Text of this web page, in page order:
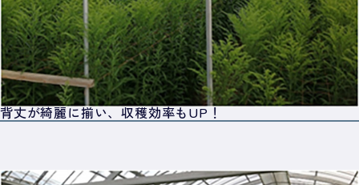
背丈が綺麗に揃い、収穫効率もUP！